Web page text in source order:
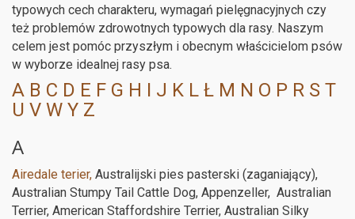
typowych cech charakteru, wymagań pielęgnacyjnych czy
też problemów zdrowotnych typowych dla rasy. Naszym
celem jest pomóc przyszłym i obecnym właścicielom psów
w wyborze idealnej rasy psa.
A B C D E F G H I J K L Ł M N O P R S T
U V W Y Z
A
Airedale terier, Australijski pies pasterski (zaganiający),
Australian Stumpy Tail Cattle Dog, Appenzeller, Australian
Terrier, American Staffordshire Terrier, Australian Silky